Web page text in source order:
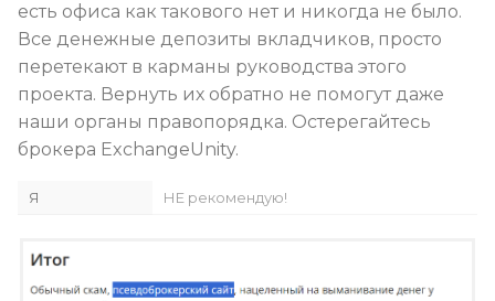
есть офиса как такового нет и никогда не было.
Все денежные депозиты вкладчиков, просто
перетекают в карманы руководства этого
проекта. Вернуть их обратно не помогут даже
наши органы правопорядка. Остерегайтесь
брокера ExchangeUnity.
Я НЕ рекомендую!